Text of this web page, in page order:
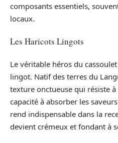
composants essentiels,
locaux.
Les Haricots Lingots
Le véritable héros du
lingot. Natif des terres du
texture onctueuse qui résiste
capacité à absorber les
rend indispensable dans la
devient crémeux et fondant à